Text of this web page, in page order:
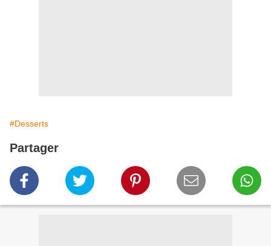
#Desserts
Partager